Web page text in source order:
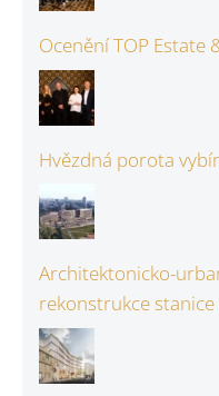
Ocenění TOP Estate
Hvězdná porota
Architektonicko-
rekonstrukce